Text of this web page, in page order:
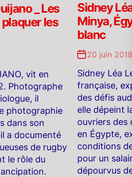
_ Les
les
vit en
Photographe
il
photographie
dans son
a documenté
de rugby
le rôle du
Sidney
Minya,
blanc
20 juin 2018
Sidney Léa
française,
des défis
elle dépeint
ouvriers des
en Égypte,
conditions
pour un
dépourvus